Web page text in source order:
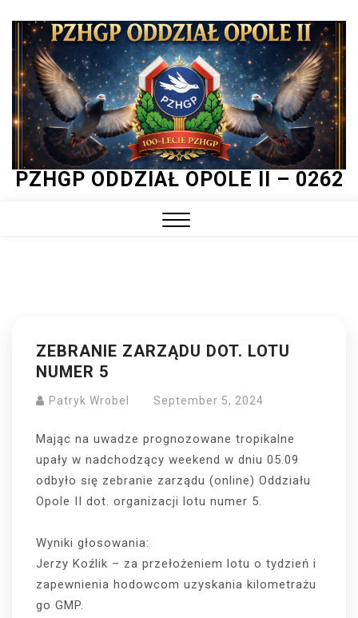
Skip
content
PZHGP ODDZIAŁ OPOLE II – 0262
ZEBRANIE ZARZĄDU DOT. LOTU
NUMER 5
Patryk Wrobel September 5, 2024
Mając na uwadze prognozowane tropikalne
upały w nadchodzący weekend w dniu 05.09
odbyło się zebranie zarządu (online) Oddziału
Opole II dot. organizacji lotu numer 5.
Wyniki głosowania:
Jerzy Koźlik – za przełożeniem lotu o tydzień i
zapewnienia hodowcom uzyskania kilometrażu
go GMP.